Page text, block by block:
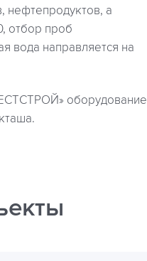
нефтепродуктов, а
отбор проб
вода направляется на
оборудование